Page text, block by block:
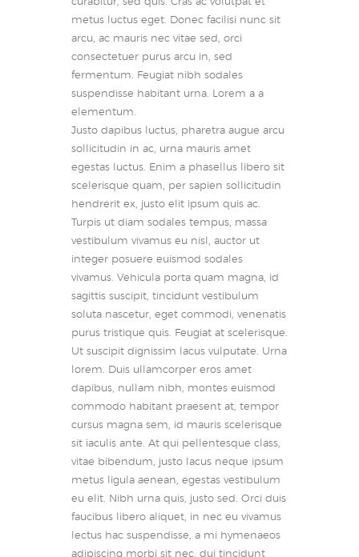
curabitur, sed quis. Cras ac volutpat et
metus luctus eget. Donec facilisi nunc sit
arcu, ac mauris nec vitae sed, orci
consectetuer purus arcu in, sed
fermentum. Feugiat nibh sodales
suspendisse habitant urna. Lorem a a
elementum.
Justo dapibus luctus, pharetra augue arcu
sollicitudin in ac, urna mauris amet
egestas luctus. Enim a phasellus libero sit
scelerisque quam, per sapien sollicitudin
hendrerit ex, justo elit ipsum quis ac.
Turpis ut diam sodales tempus, massa
vestibulum vivamus eu nisl, auctor ut
integer posuere euismod sodales
vivamus. Vehicula porta quam magna, id
sagittis suscipit, tincidunt vestibulum
soluta nascetur, eget commodi, venenatis
purus tristique quis. Feugiat at scelerisque.
Ut suscipit dignissim lacus vulputate. Urna
lorem. Duis ullamcorper eros amet
dapibus, nullam nibh, montes euismod
commodo habitant praesent at, tempor
cursus magna sem, id mauris scelerisque
sit iaculis ante. At qui pellentesque class,
vitae bibendum, justo lacus neque ipsum
metus ligula aenean, egestas vestibulum
eu elit. Nibh urna quis, justo sed. Orci duis
faucibus libero aliquet, in nec eu vivamus
lectus hac suspendisse, a mi hymenaeos
adipiscing morbi sit nec, dui tincidunt